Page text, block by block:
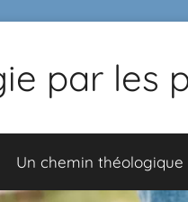
par les
Un chemin théologique